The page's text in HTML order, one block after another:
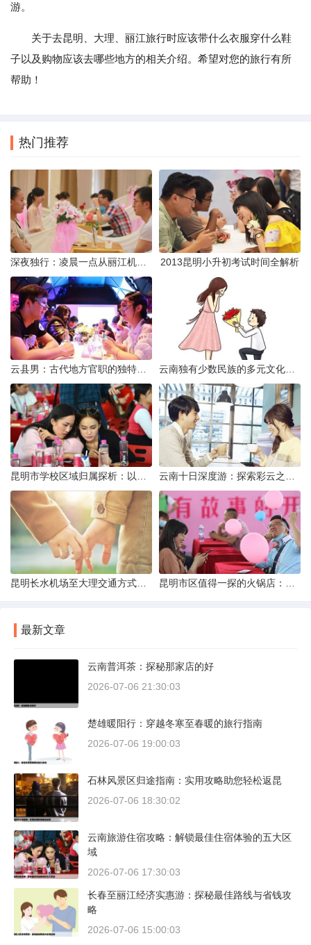
游。
关于去昆明、大理、丽江旅行时应该带什么衣服穿什么鞋
子以及购物应该去哪些地方的相关介绍。希望对您的旅行有所
帮助！
热门推荐
2013昆明小升初考试时间全解析
最新文章
云南普洱茶：探秘那家店的好
2026-07-06 21:30:03
楚雄暖阳行：穿越冬寒至春暖的旅行指南
2026-07-06 19:00:03
石林风景区归途指南：实用攻略助您轻松返昆
2026-07-06 18:30:02
云南旅游住宿攻略：解锁最佳住宿体验的五大区
域
2026-07-06 17:30:03
长春至丽江经济实惠游：探秘最佳路线与省钱攻
略
2026-07-06 15:00:03